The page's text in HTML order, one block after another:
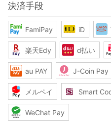
決済手段
FamiPay iD
楽天Edy d払い
au PAY J-Coin Pay
メルペイ Smart
WeChat Pay